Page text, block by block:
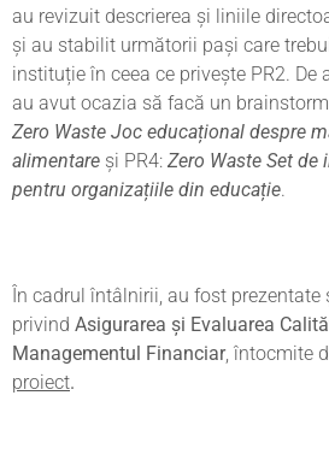
au revizuit descrierea și liniile
și au stabilit următorii pași care
instituție în ceea ce privește PR2. De
au avut ocazia să facă un
Zero Waste Joc educațional despre
alimentare și PR4: Zero Waste Set
pentru organizațiile din educație.
În cadrul întâlnirii, au fost prezentate
privind Asigurarea și Evaluarea
Managementul Financiar, întocmite
proiect.